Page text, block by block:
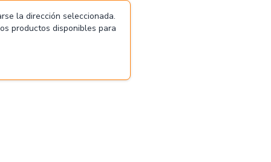
la dirección seleccionada.
productos disponibles para